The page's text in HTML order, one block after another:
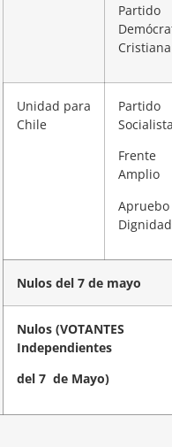
Partido
Cristiana
Unidad para
Chile
Partido
Frente
Amplio
Apruebo
Dignidad
Nulos del 7 de mayo
Nulos (VOTANTES
Independientes
del 7 de Mayo)